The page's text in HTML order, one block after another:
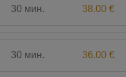
30 мин. 38.00 €
30 мин. 36.00 €